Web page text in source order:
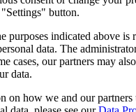
button.
purposes indicated above is
data. The
cases, our partners may
data.
on how we and our partners